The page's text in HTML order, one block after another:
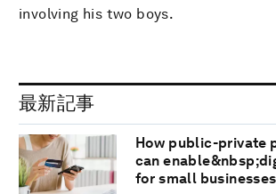
involving his two boys.
最新記事
How public-private
can
for small businesses